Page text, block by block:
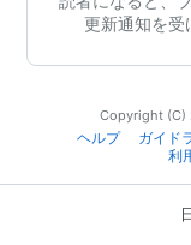
更新通知を受
Copyright (C)
ヘルプ
ガイド
利